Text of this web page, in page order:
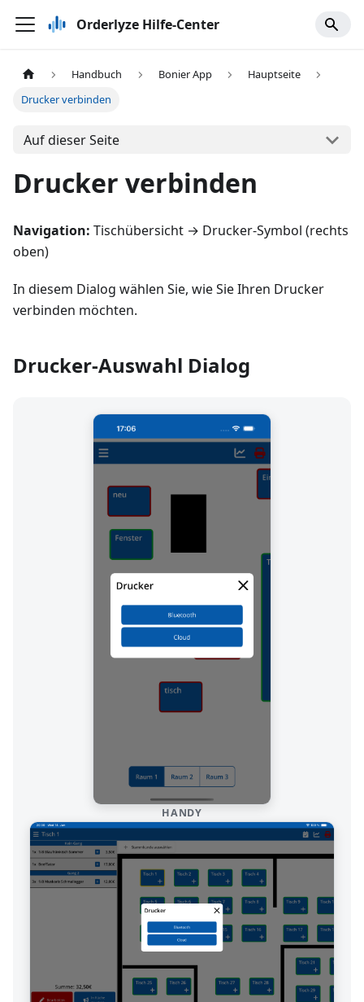
Orderlyze Hilfe-Center
Handbuch Bonier App
Hauptseite
Drucker verbinden
Auf dieser Seite
Drucker verbinden
Navigation: Tischübersicht → Drucker-Symbol (rechts
oben)
In diesem Dialog wählen Sie, wie Sie Ihren Drucker
verbinden möchten.
Drucker-Auswahl Dialog
HANDY